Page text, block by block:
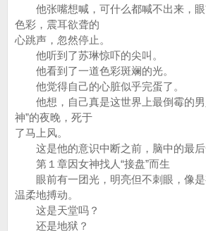
他张嘴想喊，可什么都喊不出来，眼
色彩，震耳欲聋的
心跳声，忽然停止。
他听到了苏琳惊吓的尖叫。
他看到了一道色彩斑斓的光。
他觉得自己的心脏似乎完蛋了。
他想，自己真是这世界上最倒霉的男
神”的夜晚，死于
了马上风。
这是他的意识中断之前，脑中的最后
第１章因女神找人“接盘”而生
眼前有一团光，明亮但不刺眼，像是
温柔地搏动。
这是天堂吗？
还是地狱？